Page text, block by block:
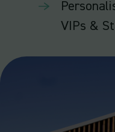
VIPs &